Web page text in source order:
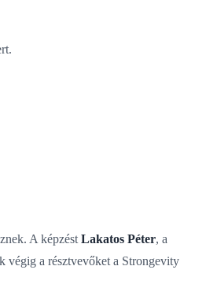
A képzést Lakatos Péter, a
végig a résztvevőket a Strongevity